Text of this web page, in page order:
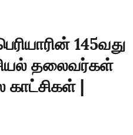
145வது
தலைவர்கள்
காட்சிகள் |